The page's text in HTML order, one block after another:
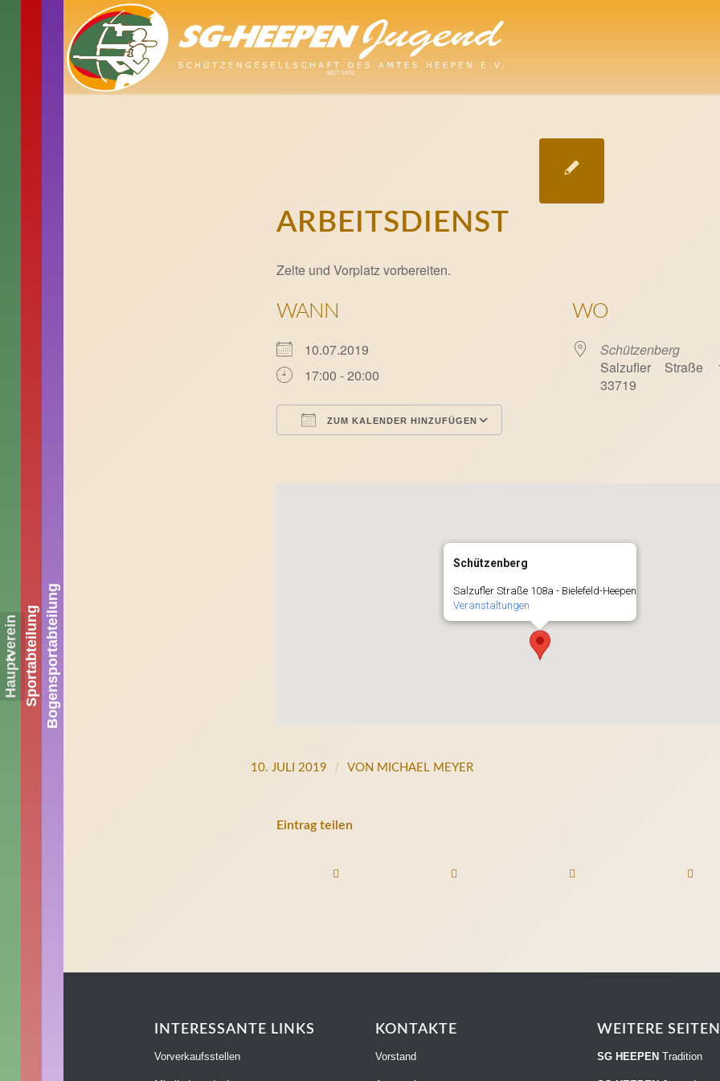
HauptvereinSportabteilungBogensportabteilung
ARBEITSDIENST
Zelte und Vorplatz vorbereiten.
WANN
10.07.2019
17:00 - 20:00
ZUM KALENDER HINZUFÜGEN
WO
Schützenberg
Salzufler Straße
33719
Schützenberg
Salzufler Straße 108a - Bielefeld-Heepen
Veranstaltungen
10. JULI 2019 / VON MICHAEL MEYER
Eintrag teilen
INTERESSANTE LINKS
Vorverkaufsstellen
KONTAKTE
Vorstand
WEITERE SEITEN
SG HEEPEN Tradition
Schützenfest Stukenbrock